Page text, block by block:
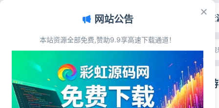
源码资
首页>源码资源>游戏娱
70款合集H5
彩虹源码网
文章目录
源码简介
源码展示
源码下载
网站公告
本站资源全部免费,赞助9.9享高速下载通道！